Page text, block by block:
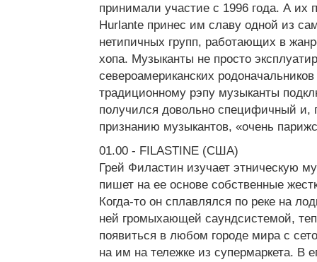
принимали участие с 1996 года. А их
Hurlante принес им славу одной из
нетипичных групп, работающих в
хопа. Музыканты не просто
североамериканских
традиционному рэпу музыканты
получился довольно специфичный и,
признанию музыкантов, «очень
01.00 - FILASTINE (США)
Грей Филастин изучает этническую
пишет на ее основе собственные
Когда-то он сплавлялся по реке на
ней громыхающей саундсистемой,
появиться в любом городе мира с
на им на тележке из супермаркета. В